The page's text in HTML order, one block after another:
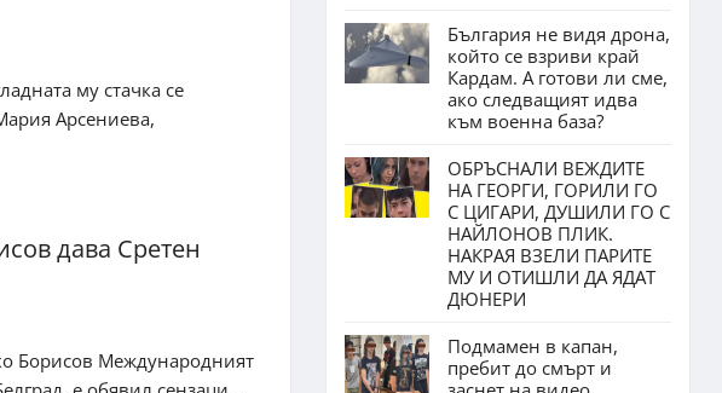
му стачка се
Арсениева,
дава Сретен
Борисов Международният
България не видя дрона,
който се взриви край
Кардам. А готови ли сме,
ако следващият идва
към военна база?
ОБРЪСНАЛИ ВЕЖДИТЕ
НА ГЕОРГИ, ГОРИЛИ ГО
С ЦИГАРИ, ДУШИЛИ ГО С
НАЙЛОНОВ ПЛИК.
НАКРАЯ ВЗЕЛИ ПАРИТЕ
МУ И ОТИШЛИ ДА ЯДАТ
ДЮНЕРИ
Подмамен в капан,
пребит до смърт и